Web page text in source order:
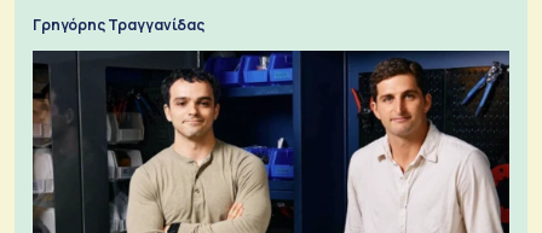
Γρηγόρης Τραγγανίδας